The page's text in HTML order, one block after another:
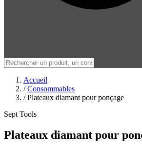
Accueil
/ Consommables
/ Plateaux diamant pour ponçage
Sept Tools
Plateaux diamant pour